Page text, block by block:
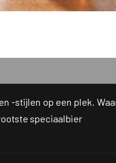
-stijlen op een plek.
speciaalbier